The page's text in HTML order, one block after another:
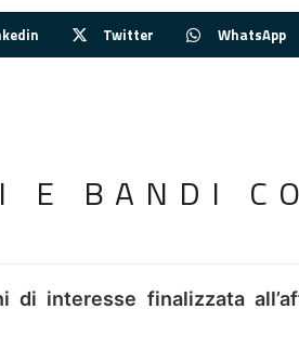
Twitter WhatsApp
E BANDI
di interesse finalizzata